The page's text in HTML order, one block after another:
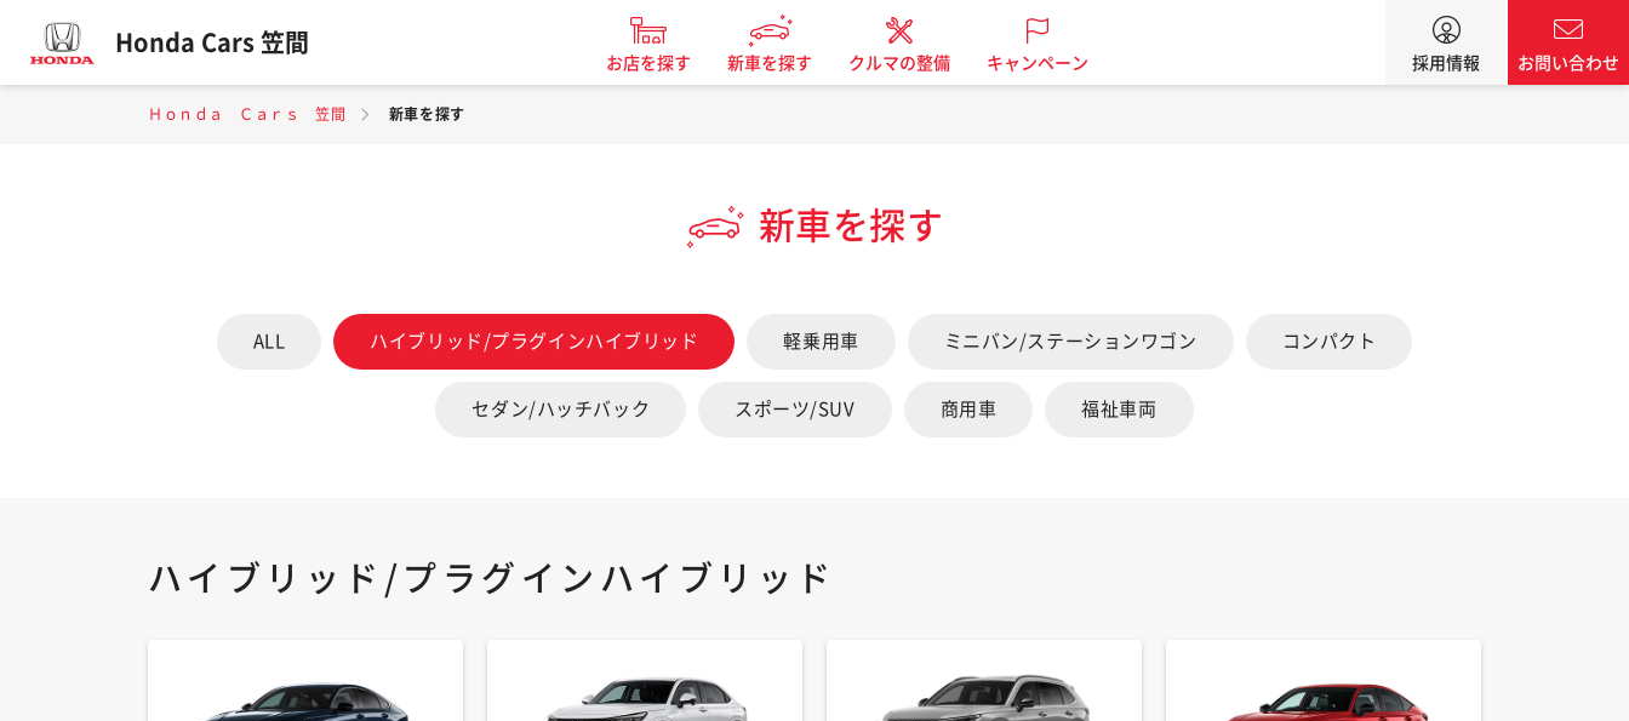
Honda Cars 笠間
お店を探す 新車を探す クルマの整備 キャンペーン 採用情報 お問い合わせ
Ｈｏｎｄａ Ｃａｒｓ 笠間 新車を探す
新車を探す
ALL ハイブリッド/プラグインハイブリッド 軽乗用車 ミニバン/ステーションワゴン コンパクト
セダン/ハッチバック スポーツ/SUV 商用車 福祉車両
ハイブリッド/プラグインハイブリッド